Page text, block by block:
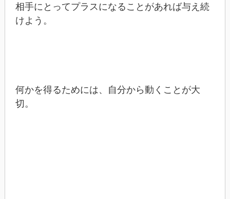
相手にとってプラスになることがあれば与え続
けよう。
何かを得るためには、自分から動くことが大
切。